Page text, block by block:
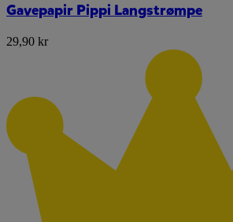
Gavepapir Pippi Langstrømpe
29,90 kr